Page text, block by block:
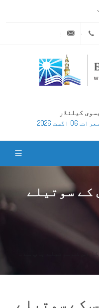
Youtube
کیلنڈر
06 اگست 2026
کے سوتیلے
اس کے سوتیلے باپ سے ...
کے سوتیلے